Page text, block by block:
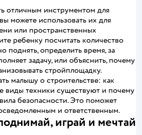
отличным инструментом для
можете использовать их для
или пространственных
ребенку посчитать количество
поднять, определить время, за
задачу, или объяснить, почему
стройплощадку.
малышу о строительстве: как
виды техники существуют и почему
безопасности. Это поможет
и ответственным.
играй и мечтай